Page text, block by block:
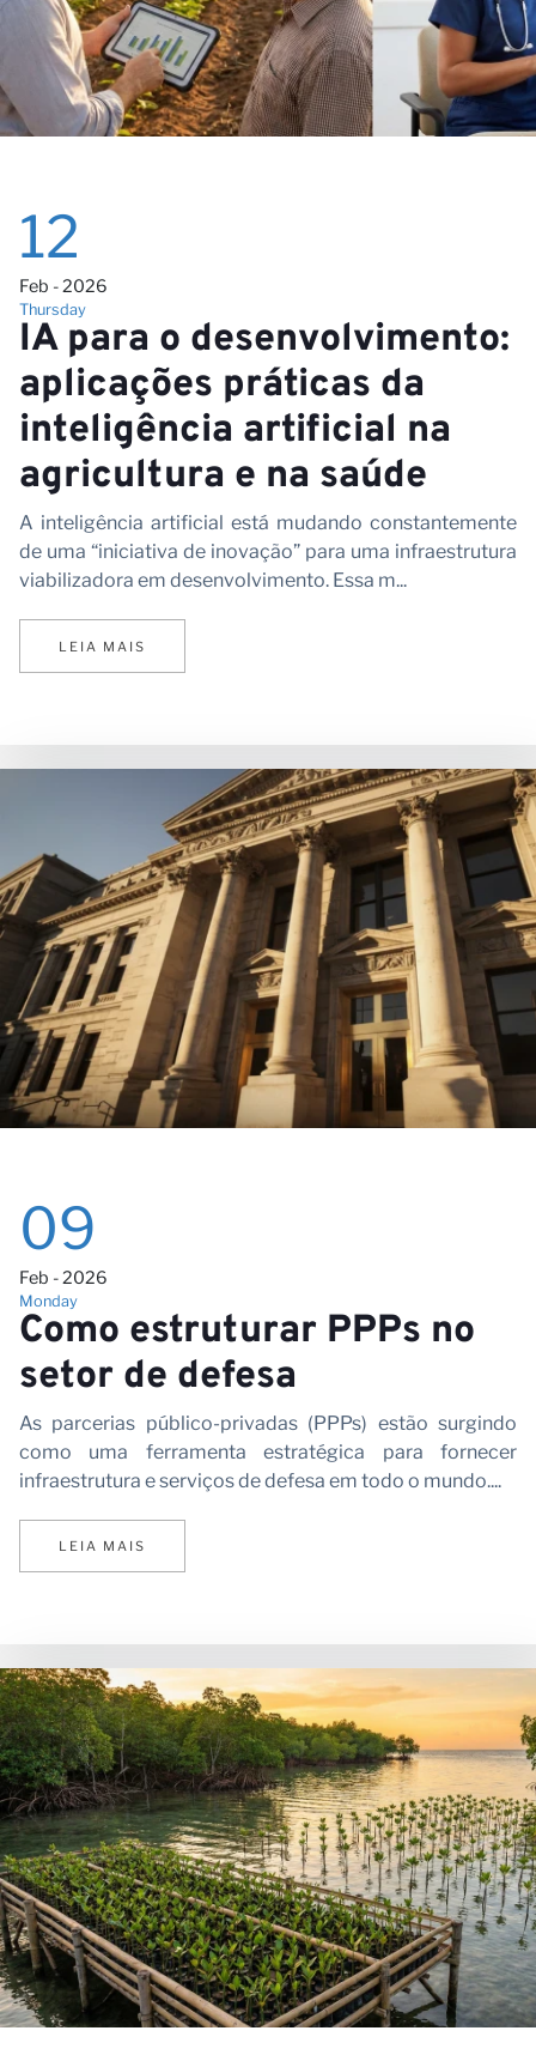
12
Feb - 2026
Thursday
IA para o desenvolvimento:
aplicações práticas da
inteligência artificial na
agricultura e na saúde
A inteligência artificial está mudando constantemente
de uma “iniciativa de inovação” para uma infraestrutura
viabilizadora em desenvolvimento. Essa m...
LEIA MAIS
09
Feb - 2026
Monday
Como estruturar PPPs no
setor de defesa
As parcerias público-privadas (PPPs) estão surgindo
como uma ferramenta estratégica para fornecer
infraestrutura e serviços de defesa em todo o mundo....
LEIA MAIS